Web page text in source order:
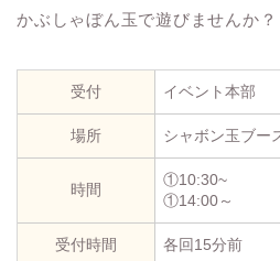
かぶしゃぼん玉で遊びませんか？
受付 イベント本部
場所 シャボン玉ブー
時間
①10:30~
①14:00～
受付時間 各回15分前